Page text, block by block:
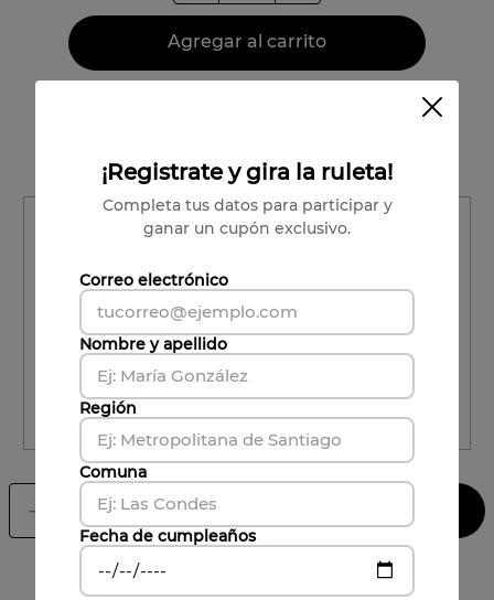
Agregar al carrito
Comuna
Comuna
CALCULAR ENVÍO
＋
－
¡Registrate y gira la ruleta!
Completa tus datos para participar y
ganar un cupón exclusivo.
Correo electrónico
Nombre y apellido
Región
Comuna
Fecha de cumpleaños